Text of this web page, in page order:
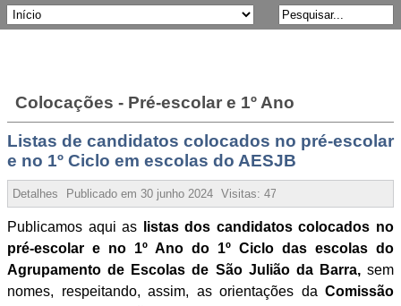
Colocações - Pré-escolar e 1º Ano
Listas de candidatos colocados no pré-escolar
e no 1º Ciclo em escolas do AESJB
Detalhes Publicado em 30 junho 2024 Visitas: 4724
Publicamos aqui as
listas dos candidatos colocados no
pré-escolar e no 1º Ano do 1º Ciclo das escolas do
Agrupamento de Escolas de São Julião da Barra, sem
nomes, respeitando, assim, as orientações da Comissão